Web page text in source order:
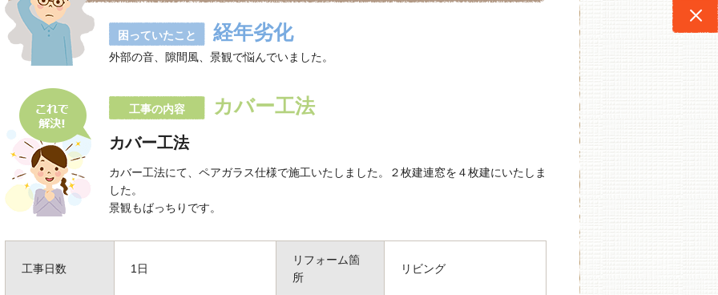
困っていたこと 経年劣化
外部の音、隙間風、景観で悩んでいました。
工事の内容 カバー工法
カバー工法
カバー工法にて、ペアガラス仕様で施工いたしました。２枚建連窓を４枚建にいたしま
した。
景観もばっちりです。
工事日数 1日
リフォーム箇
所
リビング